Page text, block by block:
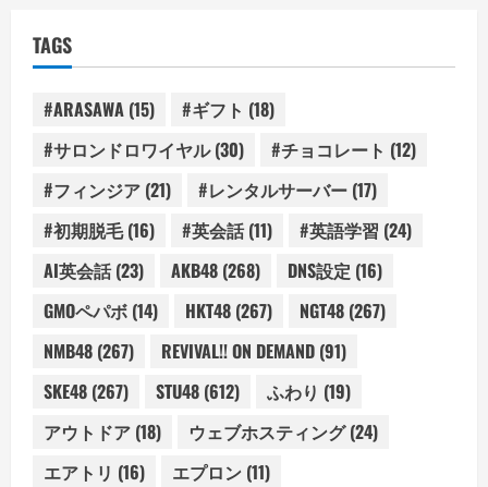
TAGS
#ARASAWA (15) #ギフト (18)
#サロンドロワイヤル(30) #チョコレート (12)
#フィンジア (21) #レンタルサーバー (17)
#初期脱毛(16) #英会話(11) #英語学習 (24)
AI英会話(23) AKB48 (268) DNS設定 (16)
GMOペパボ (14) HKT48 (267) NGT48 (267)
NMB48 (267) REVIVAL!! ON DEMAND (91)
SKE48 (267) STU48 (612) ふわり (19)
アウトドア (18) ウェブホスティング(24)
エアトリ (16) エプロン (11)